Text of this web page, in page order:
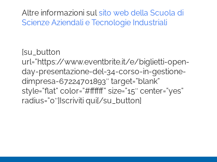
Altre informazioni sulsito web della Scuola di
Scienze Aziendali e Tecnologie Industriali
[su_button
url=”https://www.eventbrite.it/e/biglietti-open-
day-presentazione-del-34-corso-in-gestione-
dimpresa-67224701893″ target=”blank”
style=”flat” color=”#ffffff” size=”15″ center=”yes”
radius=”0″]Iscriviti qui[/su_button]